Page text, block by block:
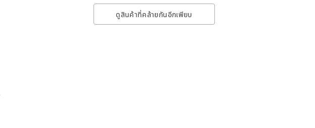
ดูสินค้าที่คล้ายกันอีกเพียบ